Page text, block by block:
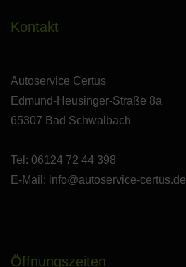
Kontakt
Autoservice Certus
Edmund-Heusinger-Straße 8a
65307 Bad Schwalbach
Tel: 06124 72 44 398
E-Mail: info@autoservice-certus.de
Öffnungszeiten